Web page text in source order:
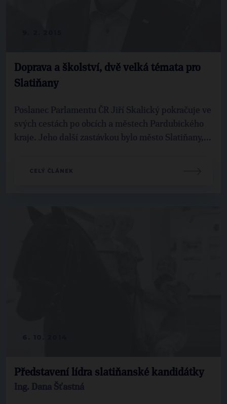
Doprava a školství, dvě velká témata pro
Slatiňany
Poslanec Parlamentu ČR Jiří Skalický pokračuje ve
svých cestách po obcích a městech Pardubického
kraje. Jeho další zastávkou bylo město Slatiňany,...
CELÝ ČLÁNEK
Představení lídra slatiňanské kandidátky
Ing. Dana Šťastná